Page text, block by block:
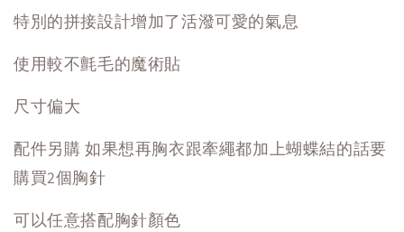
特別的拼接設計增加了活潑可愛的氣息
使用較不氈毛的魔術貼
尺寸偏大
配件另購 如果想再胸衣跟牽繩都加上蝴蝶結的話要
購買2個胸針
可以任意搭配胸針顏色